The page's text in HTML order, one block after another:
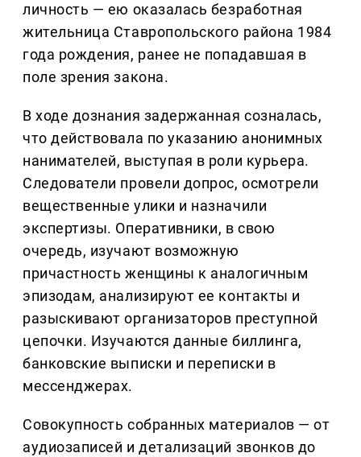
личность — ею оказалась безработная
жительница Ставропольского района 1984
года рождения, ранее не попадавшая в
поле зрения закона.
В ходе дознания задержанная созналась,
что действовала по указанию анонимных
нанимателей, выступая в роли курьера.
Следователи провели допрос, осмотрели
вещественные улики и назначили
экспертизы. Оперативники, в свою
очередь, изучают возможную
причастность женщины к аналогичным
эпизодам, анализируют ее контакты и
разыскивают организаторов преступной
цепочки. Изучаются данные биллинга,
банковские выписки и переписки в
мессенджерах.
Совокупность собранных материалов — от
аудиозаписей и детализаций звонков до